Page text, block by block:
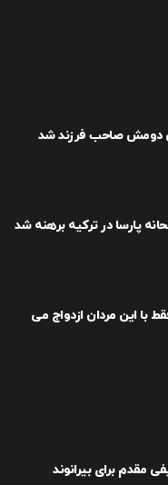
دومش صاحب فرزند شد
پارسا در ترکیه برهنه شد
با این مردان ازدواج می
مقدم برای بیرانوند